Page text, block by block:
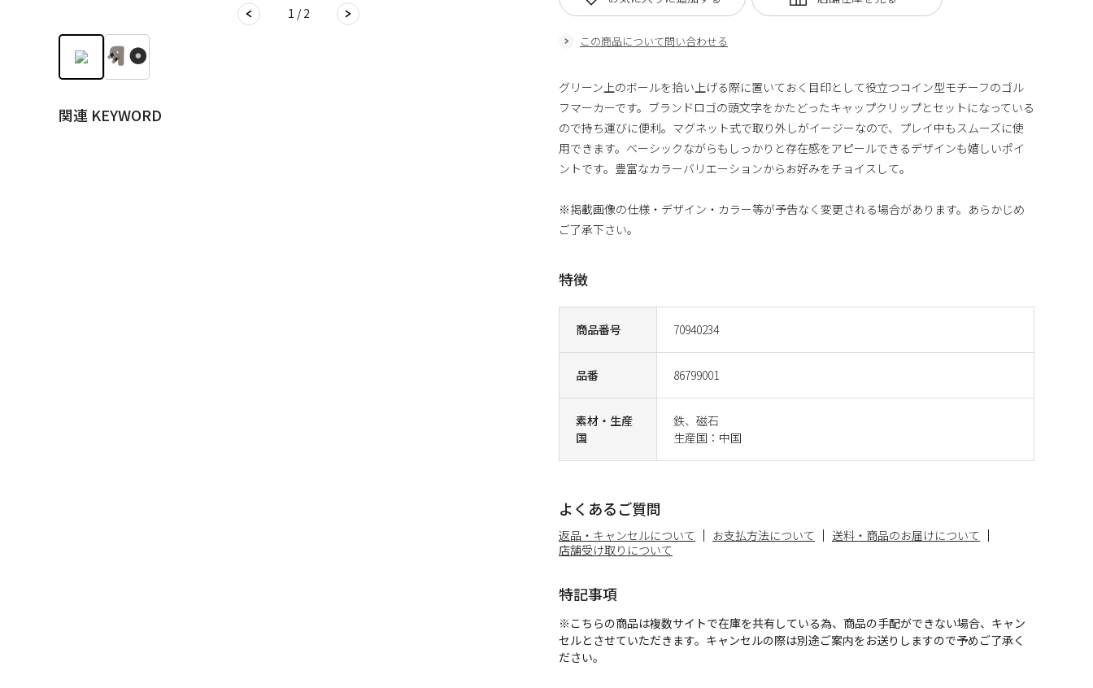
1 / 2
関連 KEYWORD
商品番号 70940234
品番 86799001
素材・生産
国
鉄、磁石
生産国：中国
この商品について問い合わせる
グリーン上のボールを拾い上げる際に置いておく目印として役立つコイン型モチーフのゴル
フマーカーです。ブランドロゴの頭文字をかたどったキャップクリップとセットになっている
ので持ち運びに便利。マグネット式で取り外しがイージーなので、プレイ中もスムーズに使
用できます。ベーシックながらもしっかりと存在感をアピールできるデザインも嬉しいポイ
ントです。豊富なカラーバリエーションからお好みをチョイスして。
※掲載画像の仕様・デザイン・カラー等が予告なく変更される場合があります。あらかじめ
ご了承下さい。
特徴
よくあるご質問
返品・キャンセルについて お支払方法について
送料・商品のお届けについて
店舗受け取りについて
特記事項
※こちらの商品は複数サイトで在庫を共有している為、商品の手配ができない場合、キャン
セルとさせていただきます。キャンセルの際は別途ご案内をお送りしますので予めご了承く
ださい。